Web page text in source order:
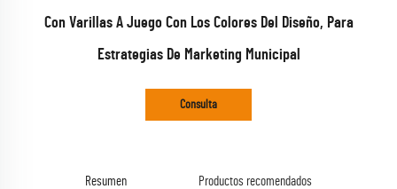
Con Varillas A Juego Con Los Colores Del Diseño, Para
Estrategias De Marketing Municipal
Consulta
Resumen Productos recomendados